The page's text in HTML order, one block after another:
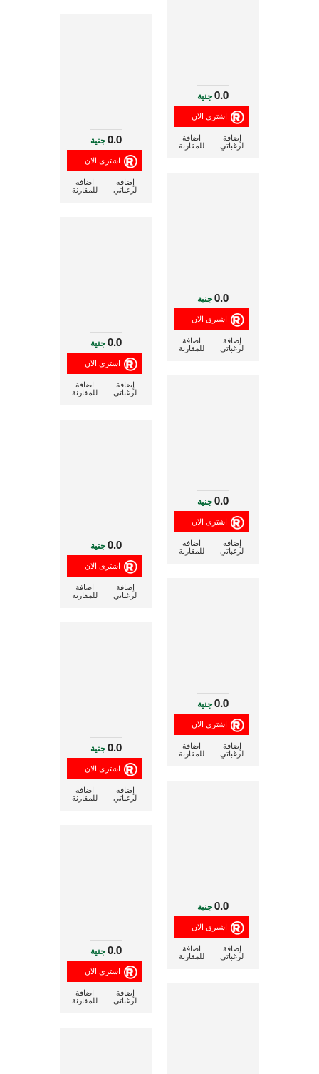
0.0جنية
إضافة
لرغباتي
اضافة
للمقارنة
0.0جنية
إضافة
لرغباتي
اضافة
للمقارنة
0.0جنية
إضافة
لرغباتي
اضافة
للمقارنة
0.0جنية
إضافة
لرغباتي
اضافة
للمقارنة
0.0جنية
إضافة
لرغباتي
اضافة
للمقارنة
0.0جنية
إضافة
لرغباتي
اضافة
للمقارنة
0.0جنية
إضافة
لرغباتي
اضافة
للمقارنة
0.0جنية
إضافة
لرغباتي
اضافة
للمقارنة
0.0جنية
إضافة
لرغباتي
اضافة
للمقارنة
0.0جنية
إضافة
لرغباتي
اضافة
للمقارنة